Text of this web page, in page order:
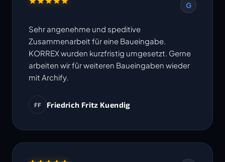
G
Sehr angenehme und speditive
Zusammenarbeit für eine Baueingabe.
KORREX wurden kurzfristig umgesetzt. Gerne
arbeiten wir für weiteren Baueingaben wieder
mit Archify.
FF Friedrich Fritz Kuendig